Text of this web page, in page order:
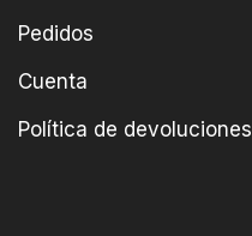
Pedidos
Cuenta
Política de devoluciones